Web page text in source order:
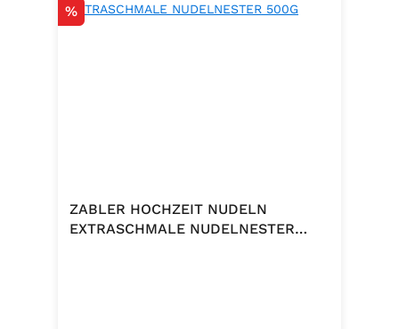
Rabatt
%
ZABLER HOCHZEIT NUDELN
EXTRASCHMALE NUDELNESTER